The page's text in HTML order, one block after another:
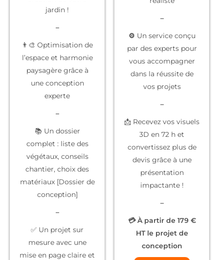
jardin !
–
👨‍🎨 Optimisation de
l’espace et harmonie
paysagère grâce à
une conception
experte
–
📚 Un dossier
complet : liste des
végétaux, conseils
chantier, choix des
matériaux [Dossier de
conception]
–
✅ Un projet sur
mesureavec une
mise en page claire et
–
⚙️ Un service conçu
par des expertspour
vous accompagner
dans la réussite de
vos projets
–
📩 Recevez vos visuels
3D en 72 h et
convertissez plus de
devis grâce à une
présentation
impactante !
–
💳 À partir de 179 €
HT le projet de
conception